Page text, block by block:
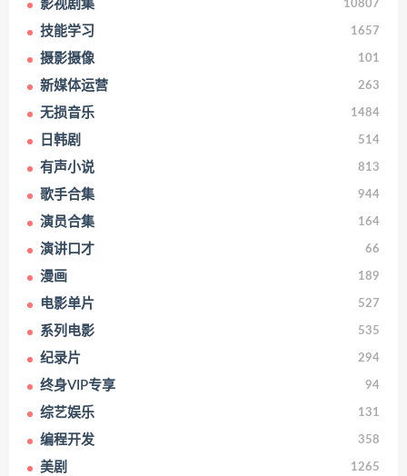
影视剧集 10807
技能学习 1657
摄影摄像 101
新媒体运营 263
无损音乐 1484
日韩剧 514
有声小说 813
歌手合集 944
演员合集 164
演讲口才 66
漫画 189
电影单片 527
系列电影 535
纪录片 294
终身VIP专享 94
综艺娱乐 131
编程开发 358
美剧 1265